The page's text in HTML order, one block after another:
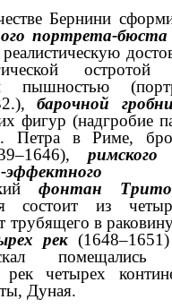
Бернини
портрета-бюста
пышностью
барочной
фигур (надгробие
Петра в Риме,
римского
фонтан
состоит из
трубящего в
рек
помещались
рек четырех
Дуная.